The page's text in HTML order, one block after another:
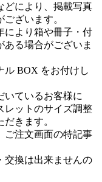
どにより、掲載写真
ざいます。
により箱や冊子・付
ある場合がございま
ル BOX をお付けし
いているお客様に
レットのサイズ調整
きます。
ご注文画面の特記事
交換は出来ませんの